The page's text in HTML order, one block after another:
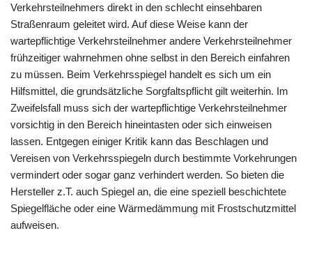
Verkehrsteilnehmers direkt in den schlecht einsehbaren
Straßenraum geleitet wird. Auf diese Weise kann der
wartepflichtige Verkehrsteilnehmer andere Verkehrsteilnehmer
frühzeitiger wahrnehmen ohne selbst in den Bereich einfahren
zu müssen. Beim Verkehrsspiegel handelt es sich um ein
Hilfsmittel, die grundsätzliche Sorgfaltspflicht gilt weiterhin. Im
Zweifelsfall muss sich der wartepflichtige Verkehrsteilnehmer
vorsichtig in den Bereich hineintasten oder sich einweisen
lassen. Entgegen einiger Kritik kann das Beschlagen und
Vereisen von Verkehrsspiegeln durch bestimmte Vorkehrungen
vermindert oder sogar ganz verhindert werden. So bieten die
Hersteller z.T. auch Spiegel an, die eine speziell beschichtete
Spiegelfläche oder eine Wärmedämmung mit Frostschutzmittel
aufweisen.